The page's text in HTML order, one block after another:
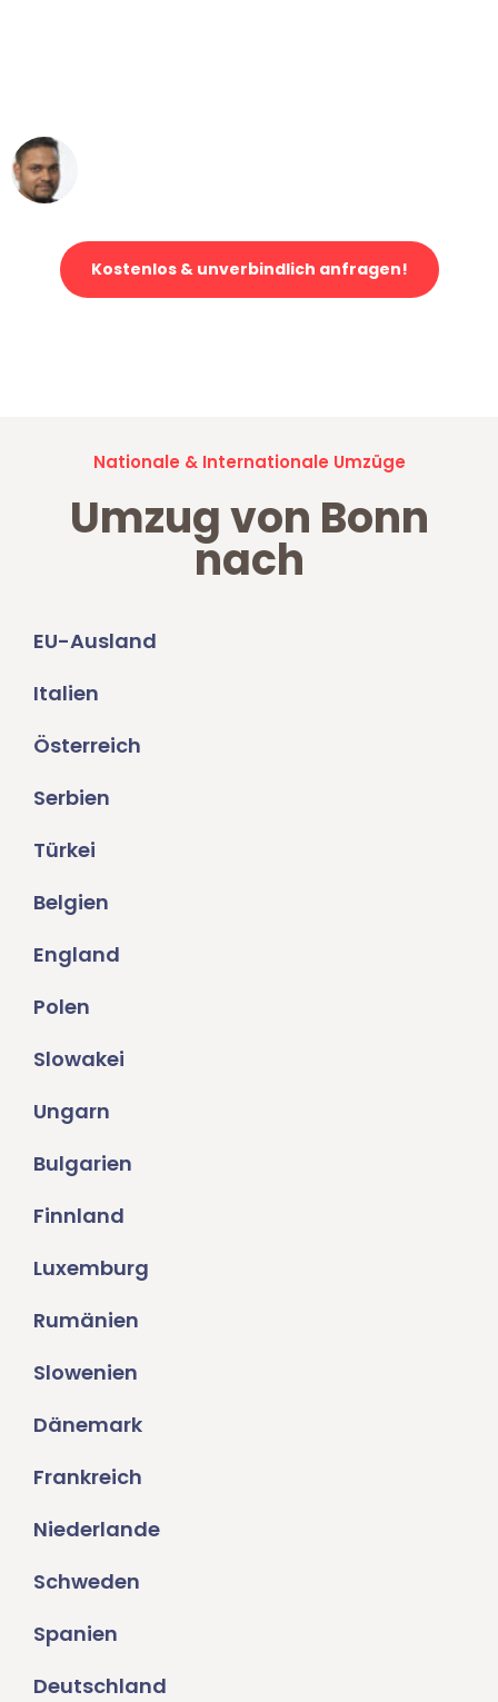
Kostenlos & unverbindlich anfragen!
Nationale & Internationale Umzüge
Umzug von Bonn
nach
EU-Ausland
Italien
Österreich
Serbien
Türkei
Belgien
England
Polen
Slowakei
Ungarn
Bulgarien
Finnland
Luxemburg
Rumänien
Slowenien
Dänemark
Frankreich
Niederlande
Schweden
Spanien
Deutschland